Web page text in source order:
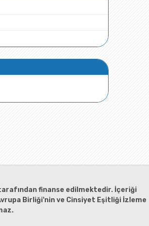
finanse edilmektedir. İçeriği
Birliği'nin ve Cinsiyet Eşitliği İzleme